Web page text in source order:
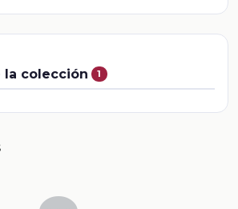
la colección 1